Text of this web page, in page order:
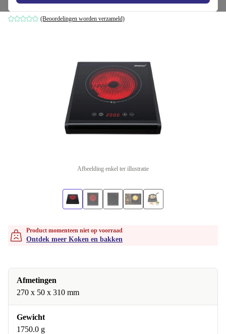
zwart
(Beoordelingen worden verzameld)
Afbeelding enkel ter illustratie
Product momenteen niet op voorraad
Ontdek meer Koken en bakken
Afmetingen
270 x 50 x 310 mm
Gewicht
1750.0 g